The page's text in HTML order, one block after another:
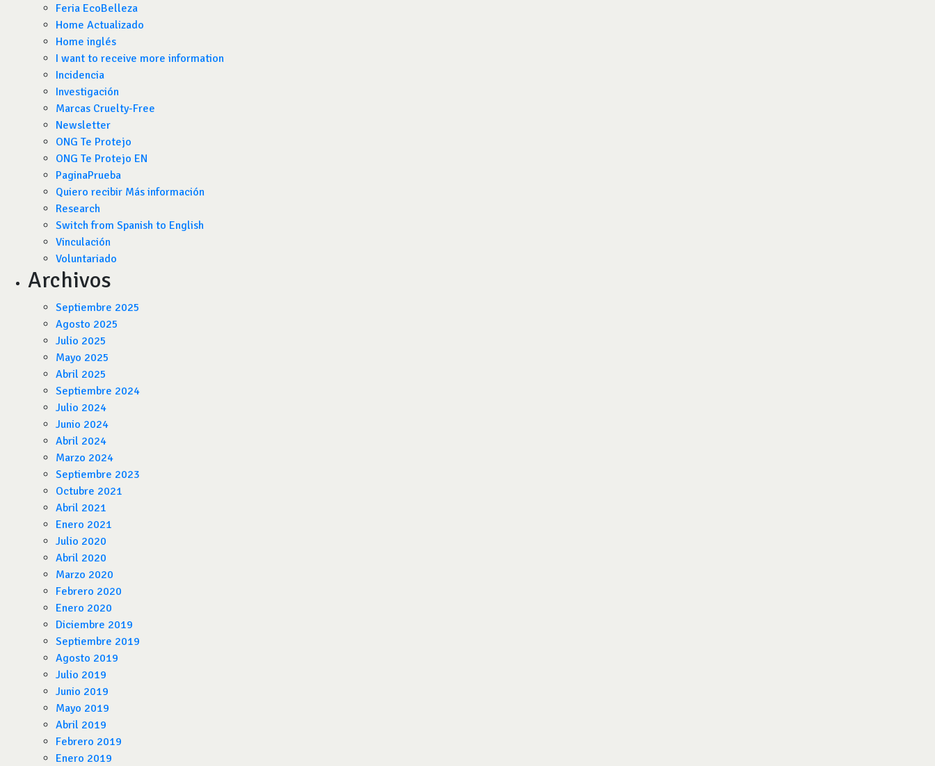
Feria EcoBelleza
Home Actualizado
Home inglés
I want to receive more information
Incidencia
Investigación
Marcas Cruelty-Free
Newsletter
ONG Te Protejo
ONG Te Protejo EN
PaginaPrueba
Quiero recibir Más información
Research
Switch from Spanish to English
Vinculación
Voluntariado
Archivos
Septiembre 2025
Agosto 2025
Julio 2025
Mayo 2025
Abril 2025
Septiembre 2024
Julio 2024
Junio 2024
Abril 2024
Marzo 2024
Septiembre 2023
Octubre 2021
Abril 2021
Enero 2021
Julio 2020
Abril 2020
Marzo 2020
Febrero 2020
Enero 2020
Diciembre 2019
Septiembre 2019
Agosto 2019
Julio 2019
Junio 2019
Mayo 2019
Abril 2019
Febrero 2019
Enero 2019